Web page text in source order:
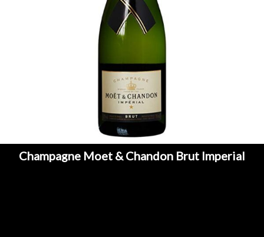
Champagne Moet & Chandon Brut Imperial